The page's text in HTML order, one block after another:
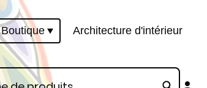
Boutique Architecture d'intérieur